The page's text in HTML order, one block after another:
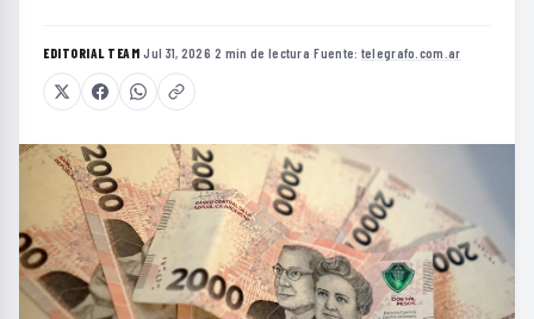
EDITORIAL TEAM·Jul 31, 2026·2 min de lectura·Fuente: telegrafo.com.ar